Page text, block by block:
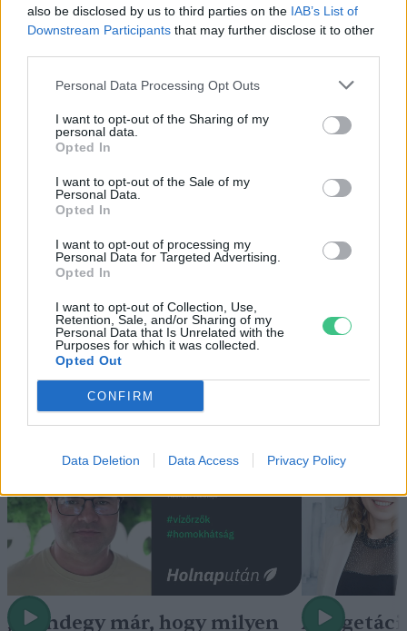
also be disclosed by us to third parties on the IAB’s List of
Downstream Participants that may further disclose it to other
Personal Data Processing Opt Outs
I want to opt-out of the Sharing of my
personal data.
Opted In
I want to opt-out of the Sale of my
Personal Data.
Opted In
I want to opt-out of processing my
Personal Data for Targeted Advertising.
Opted In
I want to opt-out of Collection, Use,
Retention, Sale, and/or Sharing of my
Personal Data that Is Unrelated with the
Purposes for which it was collected.
Opted Out
CONFIRM
Data Deletion Data Access Privacy Policy
Nem csak növényrajongóknak! – 8
arborétum, amelyet érdemes
meglátogatni
Holnapután
„Mindegy már, hogy milyen
A